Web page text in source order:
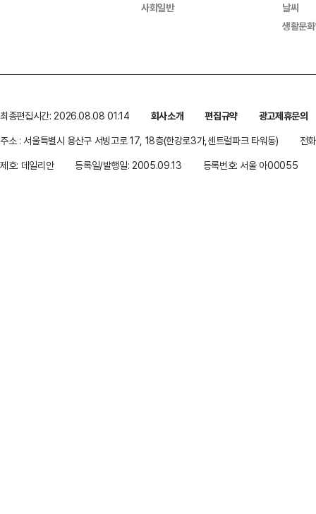
사회일반
날씨
생활문
최종편집시간: 2026.08.08 01:14 회사소개 편집규약
광고제휴문의
주소 : 서울특별시 용산구 서빙고로 17, 18층(한강로3가,센트럴파크 타워동)
전
제호: 데일리안
등록일/발행일: 2005.09.13 등록번호: 서울 아00055